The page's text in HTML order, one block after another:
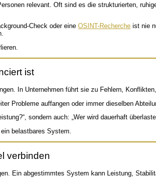
relevant. Oft sind es die strukturierten,
Check oder eine OSINT-Recherche ist nie
ist
In Unternehmen führt sie zu Fehlern,
Probleme auffangen oder immer dieselben
sondern auch: „Wer wird dauerhaft
belastbares System.
verbinden
Ein abgestimmtes System kann Leistung,